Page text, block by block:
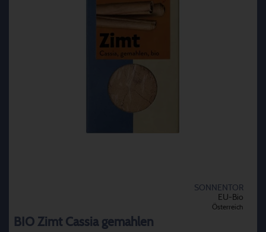
SONNENTOR
EU-Bio
Österreich
BIO Zimt Cassia gemahlen